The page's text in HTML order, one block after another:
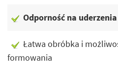
Odporność na
Łatwa obróbka i
formowania